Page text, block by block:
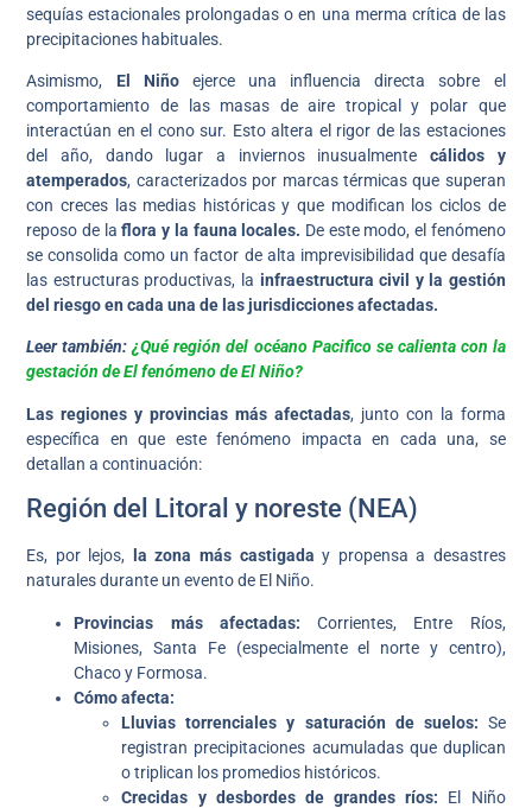
sequías estacionales prolongadas o en una merma crítica de las
precipitaciones habituales.
Asimismo, El Niñoejerce una influencia directa sobre el
comportamiento de las masas de aire tropical y polar que
interactúan en el cono sur. Esto altera el rigor de las estaciones
del año, dando lugar a inviernos inusualmente cálidos y
atemperados, caracterizados por marcas térmicas que superan
con creces las medias históricas y que modifican los ciclos de
reposo de la flora y la fauna locales. De este modo, el fenómeno
se consolida como un factor de alta imprevisibilidad que desafía
las estructuras productivas, la infraestructura civil y la gestión
del riesgo en cada una de las jurisdicciones afectadas.
Leer también:¿Qué región del océano Pacifico se calienta con la
gestación de El fenómeno de El Niño?
Las regiones y provincias más afectadas, junto con la forma
específica en que este fenómeno impacta en cada una, se
detallan a continuación:
Región del Litoral y noreste (NEA)
Es, por lejos, la zona más castigada y propensa a desastres
naturales durante un evento de El Niño.
Provincias más afectadas: Corrientes, Entre Ríos,
Misiones, Santa Fe (especialmente el norte y centro),
Chaco y Formosa.
Cómo afecta:
Lluvias torrenciales y saturación de suelos: Se
registran precipitaciones acumuladas que duplican
o triplican los promedios históricos.
Crecidas y desbordes de grandes ríos: El Niño